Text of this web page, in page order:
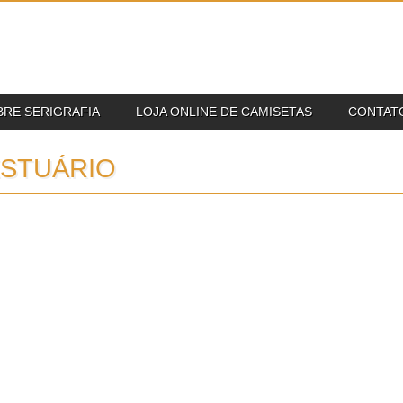
SERIGRAFIA LOJA ONLINE DE CAMISETAS